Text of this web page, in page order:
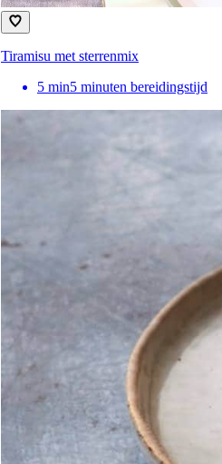
Tiramisu met sterrenmix
5 min5 minuten bereidingstijd